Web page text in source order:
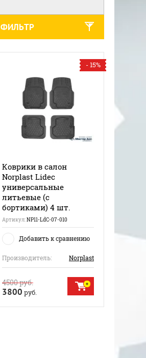
ФИЛЬТР
- 15%
Коврики в салон
Norplast Lidec
универсальные
литьевые (с
бортиками) 4 шт.
Артикул:NP11-LdC-07-010
Добавить к сравнению
Производитель: Norplast
4500руб.
3800 руб.